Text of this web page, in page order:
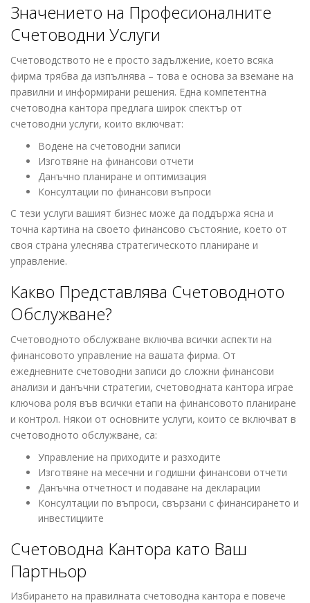
Значението на Професионалните
Счетоводни Услуги
Счетоводството не е просто задължение, което всяка
фирма трябва да изпълнява – това е основа за вземане на
правилни и информирани решения. Една компетентна
счетоводна кантора предлага широк спектър от
счетоводни услуги, които включват:
Водене на счетоводни записи
Изготвяне на финансови отчети
Данъчно планиране и оптимизация
Консултации по финансови въпроси
С тези услуги вашият бизнес може да поддържа ясна и
точна картина на своето финансово състояние, което от
своя страна улеснява стратегическото планиране и
управление.
Какво Представлява Счетоводното
Обслужване?
Счетоводното обслужване включва всички аспекти на
финансовото управление на вашата фирма. От
ежедневните счетоводни записи до сложни финансови
анализи и данъчни стратегии, счетоводната кантора играе
ключова роля във всички етапи на финансовото планиране
и контрол. Някои от основните услуги, които се включват в
счетоводното обслужване, са:
Управление на приходите и разходите
Изготвяне на месечни и годишни финансови отчети
Данъчна отчетност и подаване на декларации
Консултации по въпроси, свързани с финансирането и
инвестициите
Счетоводна Кантора като Ваш
Партньор
Избирането на правилната счетоводна кантора е повече